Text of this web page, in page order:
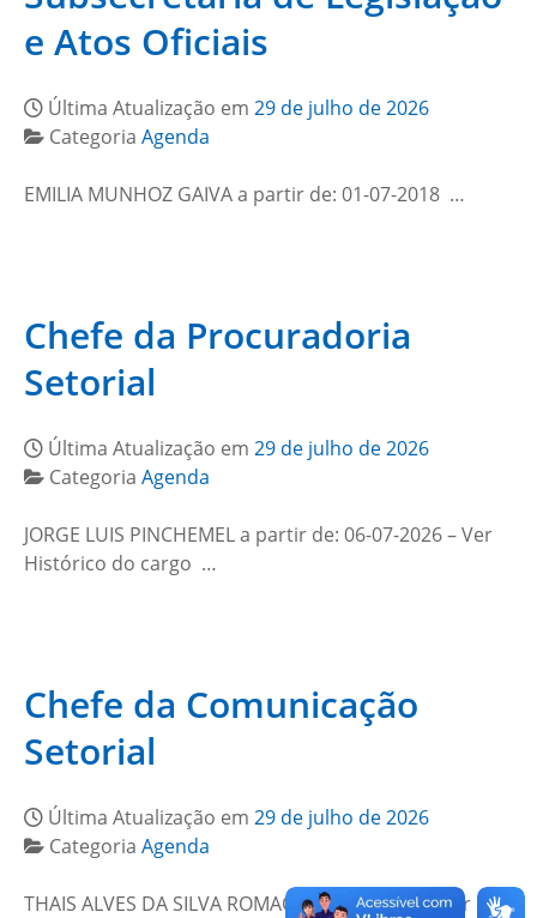
e Atos Oficiais
Última Atualização em 29 de julho de 2026
Categoria Agenda
EMILIA MUNHOZ GAIVA a partir de: 01-07-2018 …
Chefe da Procuradoria
Setorial
Última Atualização em 29 de julho de 2026
Categoria Agenda
JORGE LUIS PINCHEMEL a partir de: 06-07-2026 – Ver
Histórico do cargo …
Chefe da Comunicação
Setorial
Última Atualização em 29 de julho de 2026
Categoria Agenda
THAIS ALVES DA SILVA ROMAO CARVALHO a partir de: